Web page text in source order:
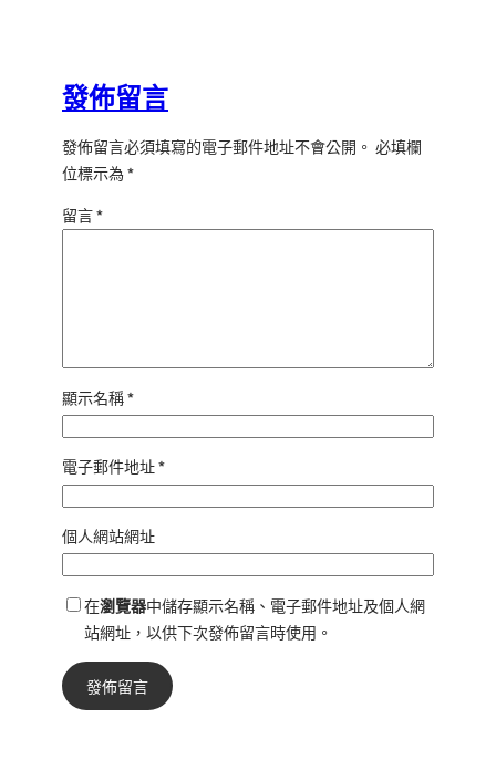
發佈留言
發佈留言必須填寫的電子郵件地址不會公開。 必填欄
位標示為*
留言*
顯示名稱*
電子郵件地址*
個人網站網址
在瀏覽器中儲存顯示名稱、電子郵件地址及個人網
站網址，以供下次發佈留言時使用。